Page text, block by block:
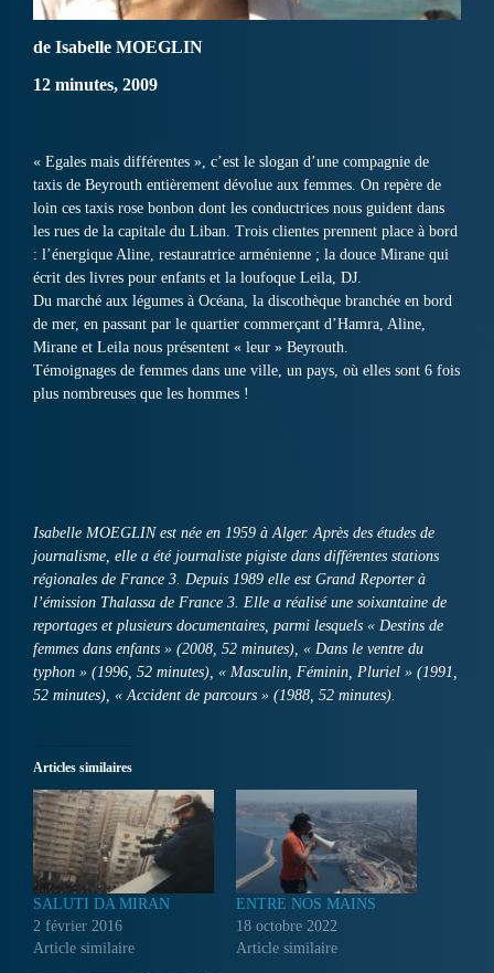
de Isabelle MOEGLIN
12 minutes, 2009
« Egales mais différentes », c’est le slogan d’une compagnie de
taxis de Beyrouth entièrement dévolue aux femmes. On repère de
loin ces taxis rose bonbon dont les conductrices nous guident dans
les rues de la capitale du Liban. Trois clientes prennent place à bord
: l’énergique Aline, restauratrice arménienne ; la douce Mirane qui
écrit des livres pour enfants et la loufoque Leila, DJ.
Du marché aux légumes à Océana, la discothèque branchée en bord
de mer, en passant par le quartier commerçant d’Hamra, Aline,
Mirane et Leila nous présentent « leur » Beyrouth.
Témoignages de femmes dans une ville, un pays, où elles sont 6 fois
plus nombreuses que les hommes !
Isabelle MOEGLIN est née en 1959 à Alger. Après des études de
journalisme, elle a été journaliste pigiste dans différentes stations
régionales de France 3. Depuis 1989 elle est Grand Reporter à
l’émission Thalassa de France 3. Elle a réalisé une soixantaine de
reportages et plusieurs documentaires, parmi lesquels « Destins de
femmes dans enfants » (2008, 52 minutes), « Dans le ventre du
typhon » (1996, 52 minutes), « Masculin, Féminin, Pluriel » (1991,
52 minutes), « Accident de parcours » (1988, 52 minutes).
Articles similaires
SALUTI DA MIRAN
2 février 2016
Article similaire
ENTRE NOS MAINS
18 octobre 2022
Article similaire